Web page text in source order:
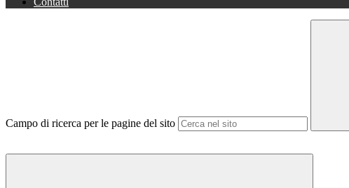
Campo di ricerca per le pagine del sito